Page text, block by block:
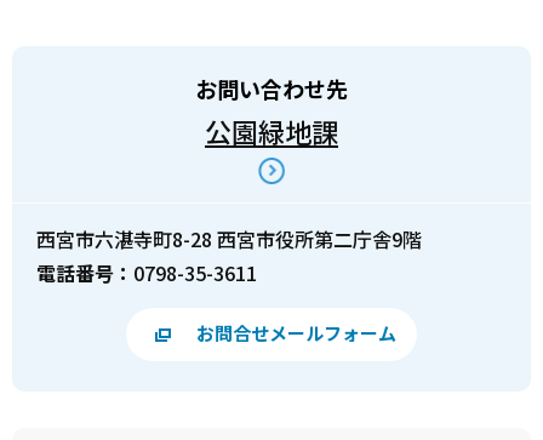
お問い合わせ先
公園緑地課
西宮市六湛寺町8-28 西宮市役所第二庁舎9階
電話番号： 0798-35-3611
お問合せメールフォーム